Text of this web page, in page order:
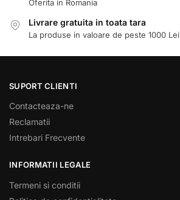
Oferita in Romania
Livrare gratuita in toata tara
La produse in valoare de peste 1000 Lei
SUPORT CLIENTI
Contacteaza-ne
Reclamatii
Intrebari Frecvente
INFORMATII LEGALE
Termeni si conditii